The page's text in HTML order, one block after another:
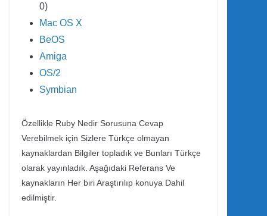
0)
Mac OS X
BeOS
Amiga
OS/2
Symbian
Özellikle Ruby Nedir Sorusuna Cevap
Verebilmek için Sizlere Türkçe olmayan
kaynaklardan Bilgiler topladık ve Bunları Türkçe
olarak yayınladık. Aşağıdaki Referans Ve
kaynakların Her biri Araştırılıp konuya Dahil
edilmiştir.